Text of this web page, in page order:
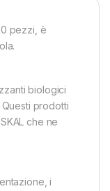
pezzi, è
biologici
prodotti
che ne
i